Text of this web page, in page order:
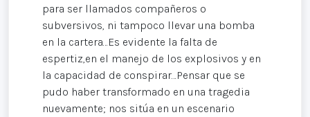
para ser llamados compañeros o
subversivos, ni tampoco llevar una bomba
en la cartera…Es evidente la falta de
espertiz,en el manejo de los explosivos y en
la capacidad de conspirar…Pensar que se
pudo haber transformado en una tragedia
nuevamente; nos sitúa en un escenario